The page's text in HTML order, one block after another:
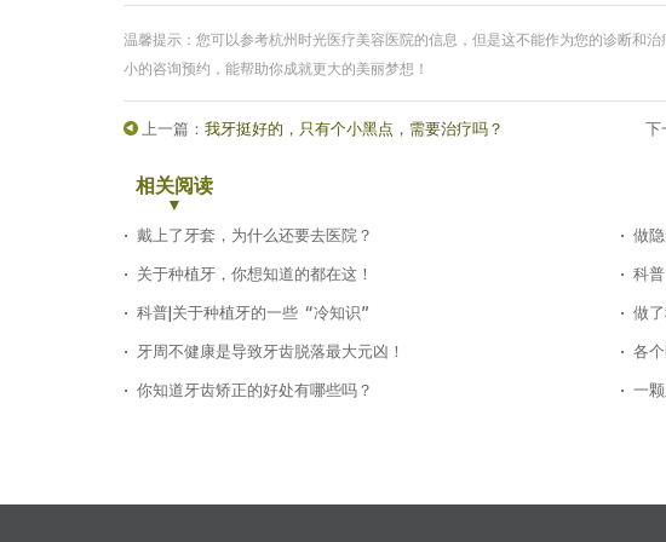
温馨提示：您可以参考杭州时光医疗美容医院的信息，但是这不能作为您的诊断和
小的咨询预约，能帮助你成就更大的美丽梦想！
上一篇： 我牙挺好的，只有个小黑点，需要治疗吗？ 下
相关阅读
戴上了牙套，为什么还要去医院？
做
关于种植牙，你想知道的都在这！
科
科普|关于种植牙的一些“冷知识”
做
牙周不健康是导致牙齿脱落最大元凶！
各
你知道牙齿矫正的好处有哪些吗？
一